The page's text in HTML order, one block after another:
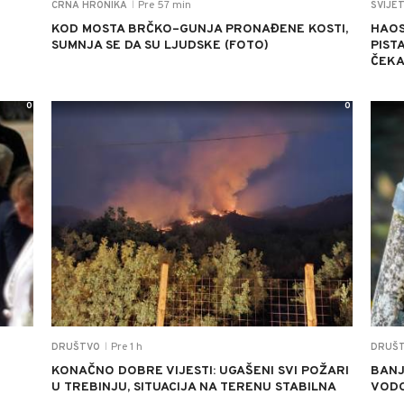
CRNA HRONIKA Pre 57 min
KOD MOSTA BRČKO–GUNJA PRONAĐENE KOSTI,
SUMNJA SE DA SU LJUDSKE (FOTO)
SVIJET
0
DRUŠTVO Pre 1 h
KONAČNO DOBRE VIJESTI: UGAŠENI SVI POŽARI
U TREBINJU, SITUACIJA NA TERENU STABILNA
0